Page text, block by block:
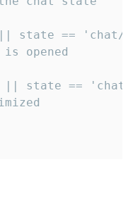
state ==
opened
state ==